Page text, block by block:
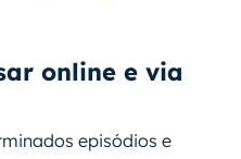
online e via
episódios e